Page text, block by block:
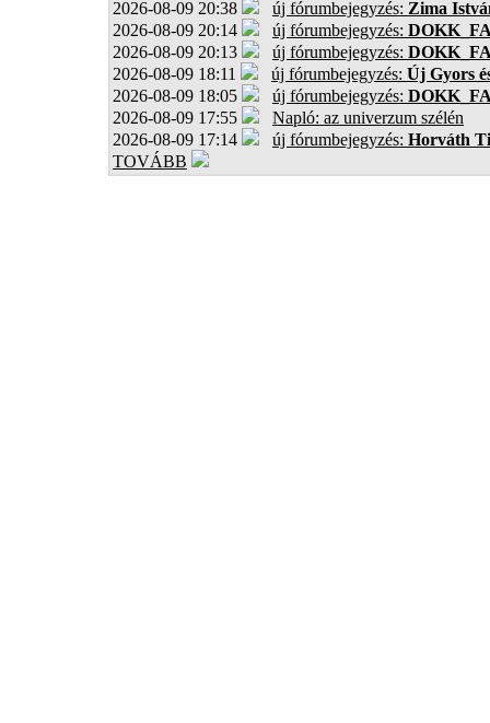
2026-08-09 20:38 új fórumbejegyzés: Zima
2026-08-09 20:14
új fórumbejegyzés:
2026-08-09 20:13
új fórumbejegyzés:
2026-08-09 18:11
új fórumbejegyzés: Új Gyors
2026-08-09 18:05
új fórumbejegyzés:
2026-08-09 17:55
Napló: az univerzum szélén
2026-08-09 17:14
új fórumbejegyzés: Horváth
TOVÁBB